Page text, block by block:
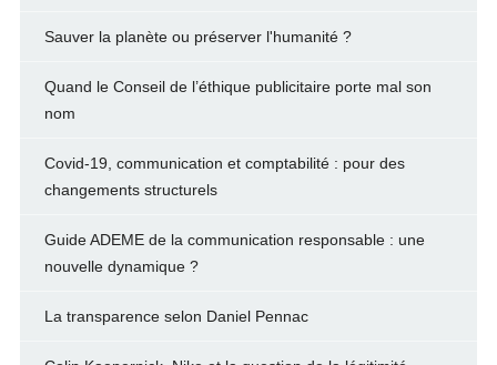
Sauver la planète ou préserver l'humanité ?
Quand le Conseil de l’éthique publicitaire porte mal son
nom
Covid-19, communication et comptabilité : pour des
changements structurels
Guide ADEME de la communication responsable : une
nouvelle dynamique ?
La transparence selon Daniel Pennac